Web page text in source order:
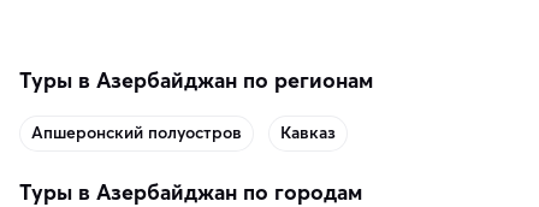
Туры в Азербайджан по регионам
Апшеронский полуостров Кавказ
Туры в Азербайджан по городам